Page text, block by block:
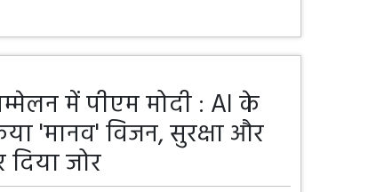
में पीएम मोदी : AI के
'मानव' विजन, सुरक्षा और
जोर